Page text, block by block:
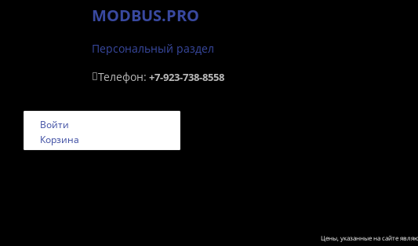
Войти
Корзина
MODBUS.PRO
Персональный раздел
Телефон: +7-923-738-8558
Цены, указанные на сайте